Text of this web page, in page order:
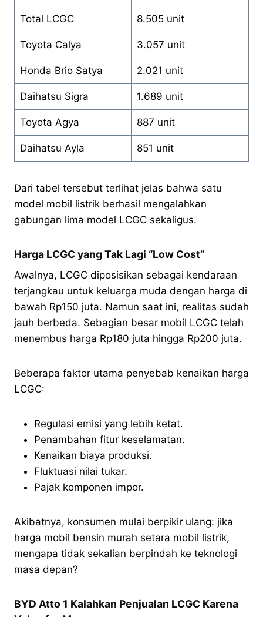
Total LCGC 8.505 unit
Toyota Calya 3.057 unit
Honda Brio Satya 2.021 unit
Daihatsu Sigra 1.689 unit
Toyota Agya 887 unit
Daihatsu Ayla 851 unit
Dari tabel tersebut terlihat jelas bahwa satu
model mobil listrik berhasil mengalahkan
gabungan lima model LCGC sekaligus.
Harga LCGC yang Tak Lagi “Low Cost”
Awalnya, LCGC diposisikan sebagai kendaraan
terjangkau untuk keluarga muda dengan harga di
bawah Rp150 juta. Namun saat ini, realitas sudah
jauh berbeda. Sebagian besar mobil LCGC telah
menembus harga Rp180 juta hingga Rp200 juta.
Beberapa faktor utama penyebab kenaikan harga
LCGC:
Regulasi emisi yang lebih ketat.
Penambahan fitur keselamatan.
Kenaikan biaya produksi.
Fluktuasi nilai tukar.
Pajak komponen impor.
Akibatnya, konsumen mulai berpikir ulang: jika
harga mobil bensin murah setara mobil listrik,
mengapa tidak sekalian berpindah ke teknologi
masa depan?
BYD Atto 1 Kalahkan Penjualan LCGC Karena